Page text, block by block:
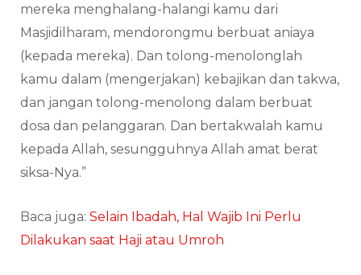
mereka menghalang-halangi kamu dari
Masjidilharam, mendorongmu berbuat aniaya
(kepada mereka). Dan tolong-menolonglah
kamu dalam (mengerjakan) kebajikan dan takwa,
dan jangan tolong-menolong dalam berbuat
dosa dan pelanggaran. Dan bertakwalah kamu
kepada Allah, sesungguhnya Allah amat berat
siksa-Nya.”
Baca juga: Selain Ibadah, Hal Wajib Ini Perlu
Dilakukan saat Haji atau Umroh